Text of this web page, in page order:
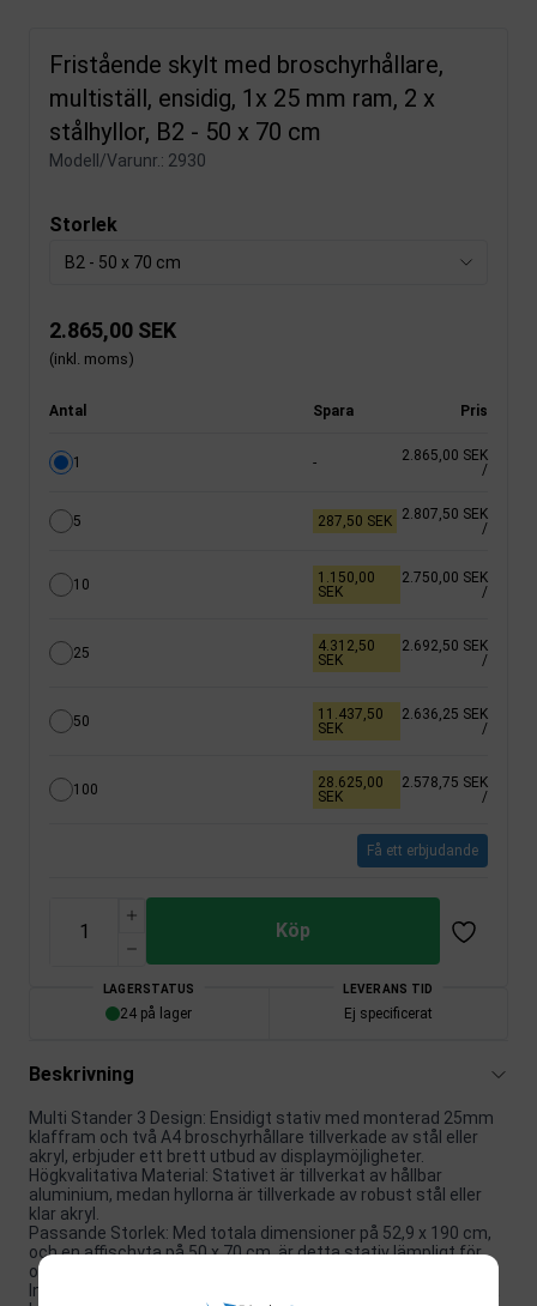
Fristående skylt med broschyrhållare,
multiställ, ensidig, 1x 25 mm ram, 2 x
stålhyllor, B2 - 50 x 70 cm
Modell/Varunr.: 2930
Storlek
B2 - 50 x 70 cm
2.865,00 SEK
(inkl. moms)
Antal Spara Pris
1 -
2.865,00 SEK
/
5 287,50 SEK
2.807,50 SEK
/
10
1.150,00
SEK
2.750,00 SEK
/
25
4.312,50
SEK
2.692,50 SEK
/
50
11.437,50
SEK
2.636,25 SEK
/
100
28.625,00
SEK
2.578,75 SEK
/
Få ett erbjudande
Köp
LAGERSTATUS
24 på lager
LEVERANS TID
Ej specificerat
Beskrivning
Multi Stander 3 Design: Ensidigt stativ med monterad 25mm
klaffram och två A4 broschyrhållare tillverkade av stål eller
akryl, erbjuder ett brett utbud av displaymöjligheter.
Högkvalitativa Material: Stativet är tillverkat av hållbar
aluminium, medan hyllorna är tillverkade av robust stål eller
klar akryl.
Passande Storlek: Med totala dimensioner på 52,9 x 190 cm,
och en affischyta på 50 x 70 cm, är detta stativ lämpligt för
olika utställningsbehov.
Inomhusbruk: Detta är en inomhusdisplay, idealisk för att visa